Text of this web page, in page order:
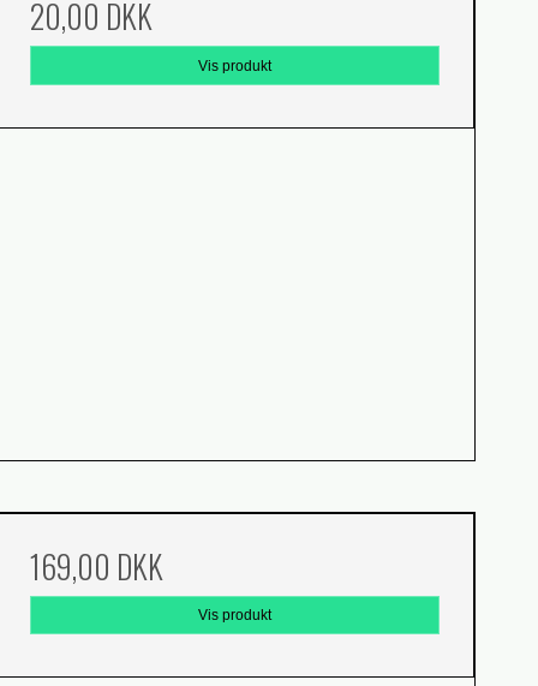
20,00 DKK
Vis produkt
169,00 DKK
Vis produkt